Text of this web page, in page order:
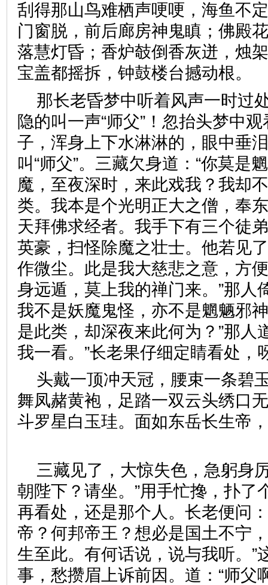
刮得那山鸟难栖声哽哽，海鱼不
门窗脱，前后廊房神鬼瞋；佛殿
落慧灯昏；香炉攲倒香灰迸，烛
宝盖都摇拆，钟鼓楼台撼动
那长老昏梦中听着风声一时过
隐的叫一声“师父”！忽抬头梦中
子，浑身上下水淋淋的，眼中垂
叫“师父”。三藏欠身道：“你莫是
魔，至夜深时，来此戏我？我却
类。我本是个光明正大之僧，奉
天拜佛求经者。我手下有三个徒
英豪，扫怪除魔之壮士。他若见
作微尘。此是我大慈悲之意，方
身远遁，莫上我的禅门来。”那人
我不是妖魔鬼怪，亦不是魍魉邪
是此类，却深夜来此何为？”那人
我一看。”长老果仔细定睛看
头戴一顶冲天冠，腰束一条碧
舞凤赭黄袍，足踏一双云头绣口
斗罗星白玉珪。面如东岳长生帝
三藏见了，大惊失色，急躬身
朝陛下？请坐。”用手忙搀，扑了
再看处，还是那个人。长老便问
帝？何邦帝王？想必是国土不宁
生至此。有何话说，说与我听。”
事，愁攒眉上诉前因。道：“师父